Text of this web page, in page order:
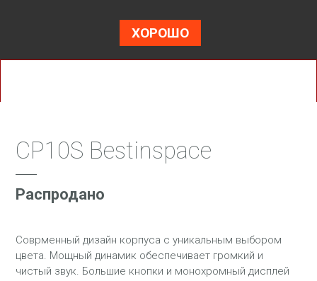
ХОРОШО
CP10S Bestinspace
Распродано
Соврменный дизайн корпуса с уникальным выбором
цвета. Мощный динамик обеспечивает громкий и
чистый звук. Большие кнопки и монохромный дисплей